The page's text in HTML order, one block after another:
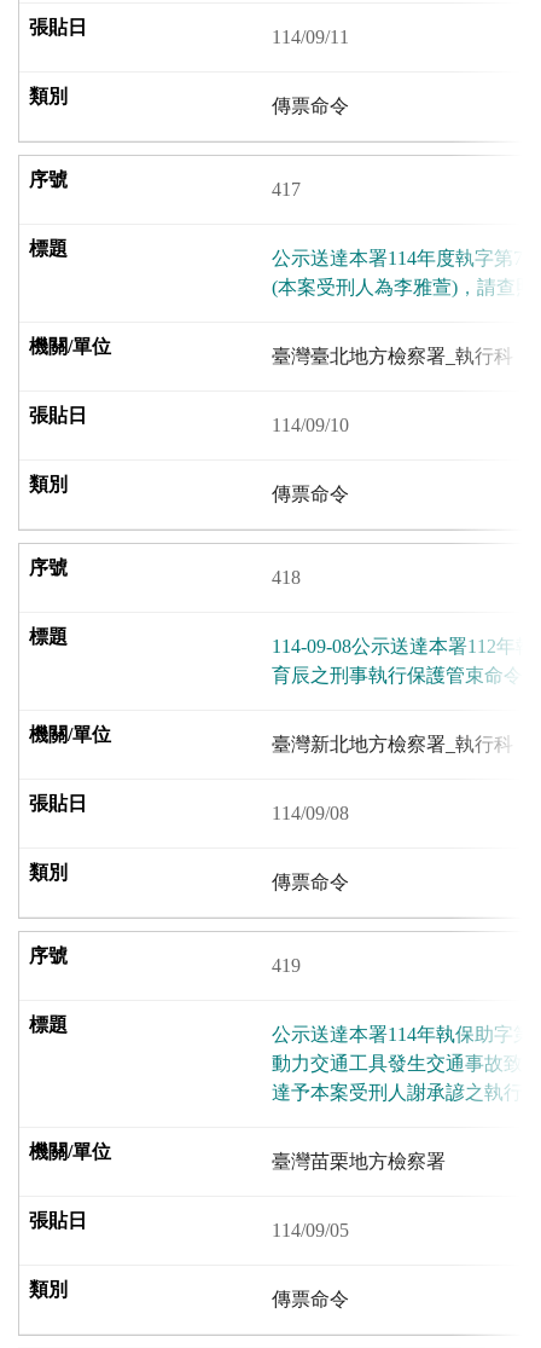
114/09/11
傳票命令
417
公示送達本署114年度執字第
(本案受刑人為李雅萱)，請查照
臺灣臺北地方檢察署_執行科
114/09/10
傳票命令
418
114-09-08公示送達本署112年
育辰之刑事執行保護管束命令1
臺灣新北地方檢察署_執行科
114/09/08
傳票命令
419
公示送達本署114年執保助字第
動力交通工具發生交通事故致
達予本案受刑人謝承諺之執行
臺灣苗栗地方檢察署
114/09/05
傳票命令